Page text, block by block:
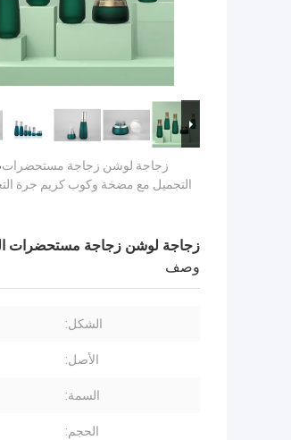
زجاجة لوشن زجاجة مستحضرات
التجميل مع مضخة وكوب كريم جرة
زجاجة لوشن زجاجة مستحضرات
وصف
الشكل:
الأصل:
السمة:
الحجم: